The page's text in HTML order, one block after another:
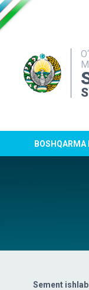
BOSHQARMA
Sement